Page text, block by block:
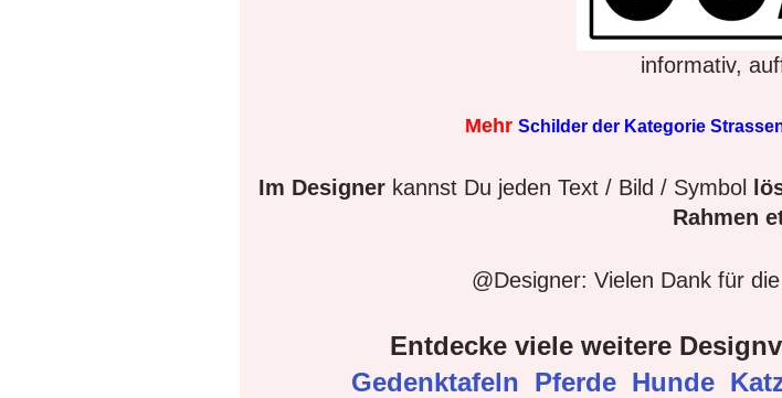
informativ,
Mehr Schilder der Kategorie
Im Designerkannst Du jeden Text / Bild / Symbol
Rahmen
@Designer: Vielen Dank für
Entdecke viele weitere
Gedenktafeln
Pferde Hunde